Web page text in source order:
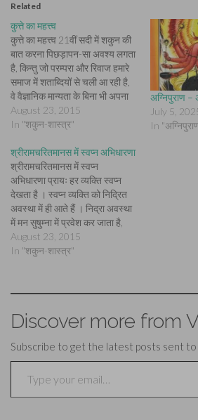
Related
कुत्ते का महत्त्व
कुत्ते का महत्त्व 21वीं सदी में शकुन की
बात करना पिछड़ापन-सा अवश्य लगता
है, किन्तु जो परम्परा और रिवाज हमारे
समाज में शताब्दियों से चली आ रही है,
वे वैज्ञानिक मान्यता के बिना भी अपना
वजूद कायम रखे हैं । हमारे देश में
ज्योतिष को बहुत महत्त्व दिया जाता है,
August 23, 2015
In "शकुन-शास्त्र"
अग्निपुराण –
July 5,
In
श्रीरामचरितमानस में स्वप्न अभिधारणा
श्रीरामचरितमानस में स्वप्न
अभिधारणा प्रायः हर व्यक्ति स्वप्न
देखता है । स्वप्न व्यक्ति को निद्रित
अवस्था में ही आते हैं । निद्रा अवस्था
में मन सुषुम्ना में प्रवेश कर जाता है,
लेकिन देह की सभी क्रियाएँ निरन्तर
जारी रहती है । हर संस्थान अपना
August 23, 2015
In "शकुन-शास्त्र"
Discover more from
Subscribe to get the latest posts sent to
Type your email…